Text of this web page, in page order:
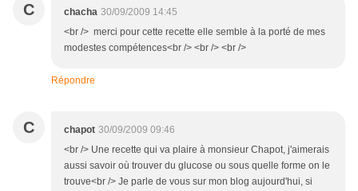
C chacha 30/09/2009 14:45
<br /> merci pour cette recette elle semble à la porté de mes
modestes compétences<br /> <br /> <br />
Répondre
C chapot 30/09/2009 09:46
<br /> Une recette qui va plaire à monsieur Chapot, j'aimerais
aussi savoir où trouver du glucose ou sous quelle forme on le
trouve<br /> Je parle de vous sur mon blog aujourd'hui, si